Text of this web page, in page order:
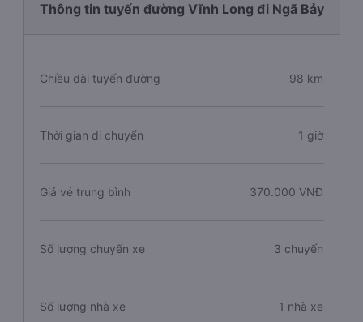
Thông tin tuyến đường Vĩnh Long đi Ngã Bảy
Chiều dài tuyến đường 98 km
Thời gian di chuyển 1 giờ
Giá vé trung bình 370.000 VNĐ
Số lượng chuyến xe 3 chuyến
Số lượng nhà xe 1 nhà xe